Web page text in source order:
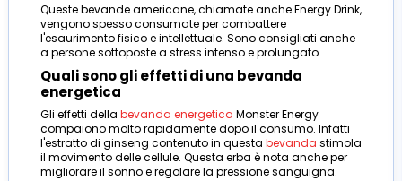
Queste bevande americane, chiamate anche Energy Drink,
vengono spesso consumate per combattere
l'esaurimento fisico e intellettuale. Sono consigliati anche
a persone sottoposte a stress intenso e prolungato.
Quali sono gli effetti di una bevanda
energetica
Gli effetti della bevanda energetica Monster Energy
compaiono molto rapidamente dopo il consumo. Infatti
l'estratto di ginseng contenuto in questa bevanda stimola
il movimento delle cellule. Questa erba è nota anche per
migliorare il sonno e regolare la pressione sanguigna.